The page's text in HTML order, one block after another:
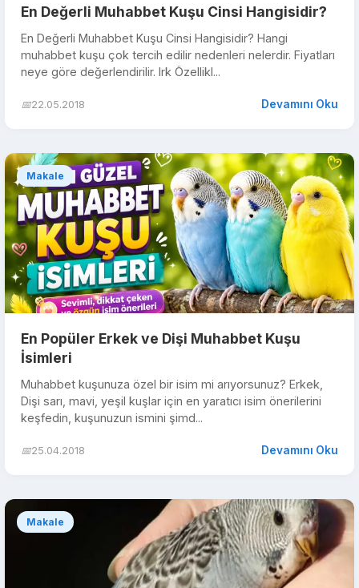
En Değerli Muhabbet Kuşu Cinsi Hangisidir?
En Değerli Muhabbet Kuşu Cinsi Hangisidir? Hangi
muhabbet kuşu çok tercih edilir nedenleri nelerdir. Fiyatları
neye göre değerlendirilir. Irk Özellikl...
📅22.05.2018 Devamını Oku
Makale
En Popüler Erkek ve Dişi Muhabbet Kuşu
İsimleri
Muhabbet kuşunuza özel bir isim mi arıyorsunuz? Erkek,
Dişi sarı, mavi, yeşil kuşlar için en yaratıcı isim önerilerini
keşfedin, kuşunuzun ismini şimd...
📅25.04.2018 Devamını Oku
Makale